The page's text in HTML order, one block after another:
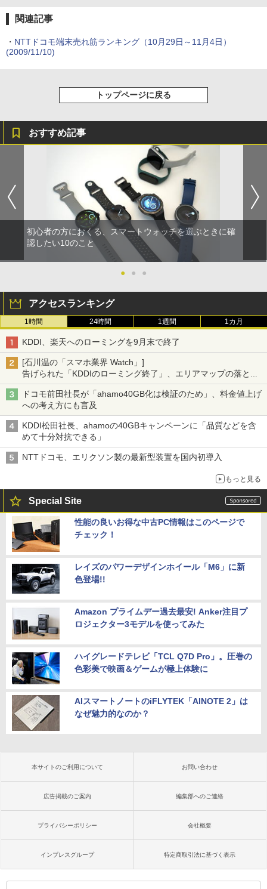
関連記事
・ NTTドコモ端末売れ筋ランキング（10月29日～11月4日）
(2009/11/10)
トップページに戻る
おすすめ記事
初心者の方におくる、スマートウォッチを選ぶときに確
認したい10のこと
● ● ●
アクセスランキング
1時間 24時間 1週間 1カ月
KDDI、楽天へのローミングを9月末で終了
[石川温の「スマホ業界 Watch」]
告げられた「KDDIのローミング終了」、エリアマップの落とし
穴と楽天モバイルの課題
ドコモ前田社長が「ahamo40GB化は検証のため」、料金値上げ
への考え方にも言及
KDDI松田社長、ahamoの40GBキャンペーンに「品質などを含
めて十分対抗できる」
NTTドコモ、エリクソン製の最新型装置を国内初導入
もっと見る
Special Site
性能の良いお得な中古PC情報はこのページで
チェック！
レイズのパワーデザインホイール「M6」に新
色登場!!
Amazon プライムデー過去最安! Anker注目プ
ロジェクター3モデルを使ってみた
ハイグレードテレビ「TCL Q7D Pro」。圧巻の
色彩美で映画＆ゲームが極上体験に
AIスマートノートのiFLYTEK「AINOTE 2」は
なぜ魅力的なのか？
本サイトのご利用について お問い合わせ
広告掲載のご案内 編集部へのご連絡
プライバシーポリシー 会社概要
インプレスグループ 特定商取引法に基づく表示